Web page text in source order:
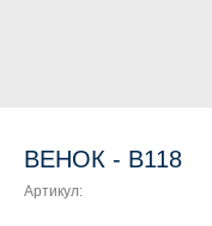
ВЕНОК - В118
Артикул: